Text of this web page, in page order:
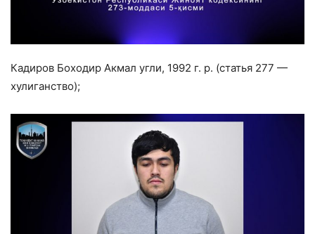
Кадиров Боходир Акмал угли, 1992 г. р. (статья 277 —
хулиганство);